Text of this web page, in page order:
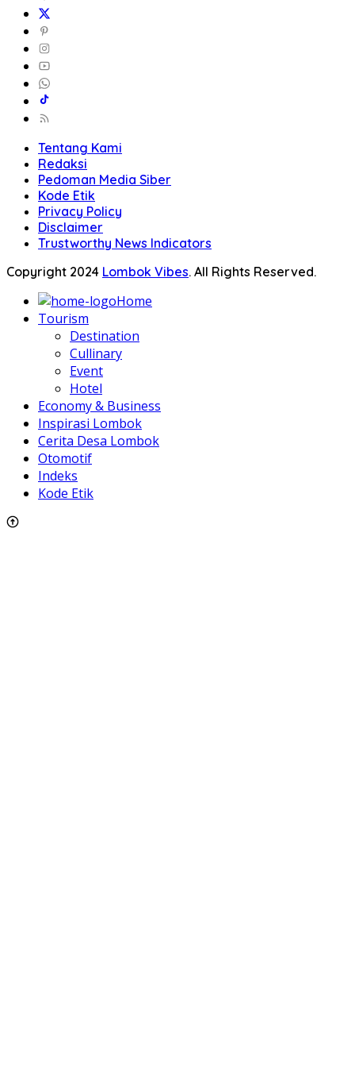
Tentang Kami
Redaksi
Pedoman Media Siber
Kode Etik
Privacy Policy
Disclaimer
Trustworthy News Indicators
Copyright 2024 Lombok Vibes. All Rights Reserved.
Home
Tourism
Destination
Cullinary
Event
Hotel
Economy & Business
Inspirasi Lombok
Cerita Desa Lombok
Otomotif
Indeks
Kode Etik